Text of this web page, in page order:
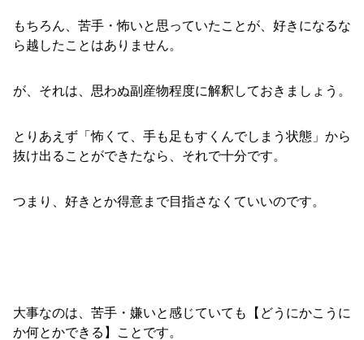
もちろん、苦手・怖いと思っていたことが、好きになるな
ら越したことはありません。
が、それは、思わぬ副産物程度に解釈しておきましょう。
とりあえず「怖くて、手も足もすくんでしまう状態」から
抜け出ることができたなら、それで十分です。
つまり、好きとか得意まで目指さなくていいのです。
大事なのは、苦手・嫌いと感じていても【どうにかこうに
か何とかできる】ことです。